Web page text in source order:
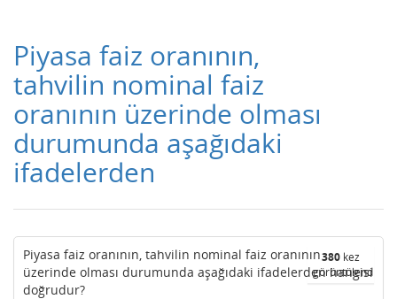
Piyasa faiz oranının,
tahvilin nominal faiz
oranının üzerinde olması
durumunda aşağıdaki
ifadelerden
380 kez
görüntülendi
Piyasa faiz oranının, tahvilin nominal faiz oranının
üzerinde olması durumunda aşağıdaki ifadelerden hangisi
doğrudur?